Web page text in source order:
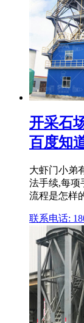
开采石
百度知
大虾门小弟
法手续,每项
流程是怎样
联系电话: